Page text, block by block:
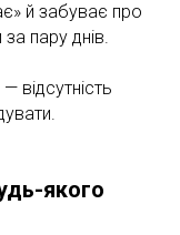
й забуває про
пару днів.
відсутність
якого